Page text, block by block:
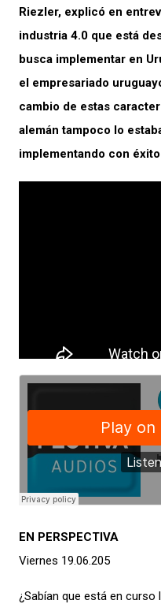
Riezler, explicó en
industria 4.0 que está
busca implementar en
el empresariado
cambio de estas
alemán tampoco lo
implementando con
EN PERSPECTIVA
Viernes 19.06.205
¿Sabían que está en